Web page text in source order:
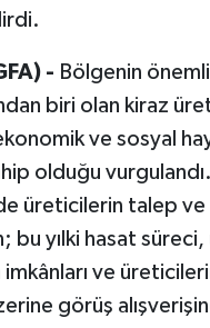
- Bölgenin
biri olan kiraz
ve sosyal
olduğu
üreticilerin talep ve
bu yılki hasat
ve
görüş